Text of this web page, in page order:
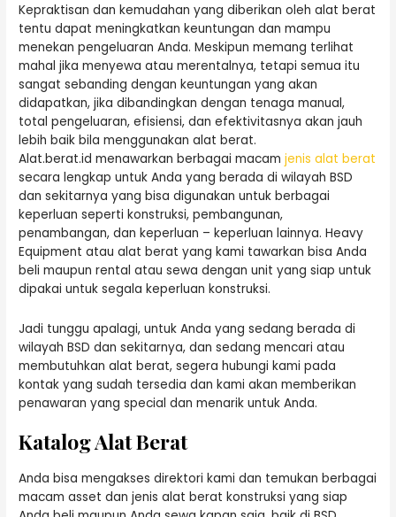
Kepraktisan dan kemudahan yang diberikan oleh alat berat
tentu dapat meningkatkan keuntungan dan mampu
menekan pengeluaran Anda. Meskipun memang terlihat
mahal jika menyewa atau merentalnya, tetapi semua itu
sangat sebanding dengan keuntungan yang akan
didapatkan, jika dibandingkan dengan tenaga manual,
total pengeluaran, efisiensi, dan efektivitasnya akan jauh
lebih baik bila menggunakan alat berat.
Alat.berat.id menawarkan berbagai macamjenis alat berat
secara lengkap untuk Anda yang berada di wilayah BSD
dan sekitarnya yang bisa digunakan untuk berbagai
keperluan seperti konstruksi, pembangunan,
penambangan, dan keperluan – keperluan lainnya. Heavy
Equipment atau alat berat yang kami tawarkan bisa Anda
beli maupun rental atau sewa dengan unit yang siap untuk
dipakai untuk segala keperluan konstruksi.
Jadi tunggu apalagi, untuk Anda yang sedang berada di
wilayah BSD dan sekitarnya, dan sedang mencari atau
membutuhkan alat berat, segera hubungi kami pada
kontak yang sudah tersedia dan kami akan memberikan
penawaran yang special dan menarik untuk Anda.
Katalog Alat Berat
Anda bisa mengakses direktori kami dan temukan berbagai
macam asset dan jenis alat berat konstruksi yang siap